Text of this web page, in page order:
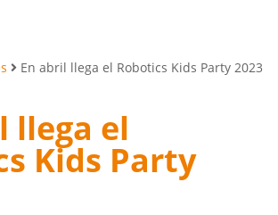
En abril llega el Robotics Kids Party 2023
llega el
Kids Party